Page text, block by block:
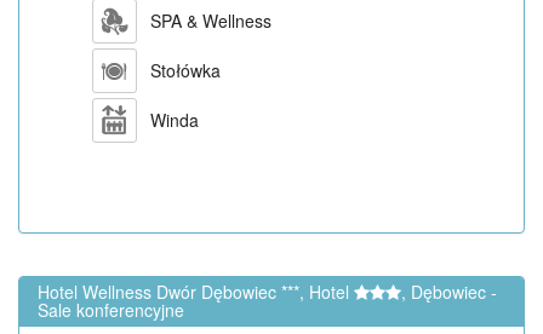
SPA & Wellness
Stołówka
Winda
Hotel Wellness Dwór Dębowiec ***, Hotel , Dębowiec -
Sale konferencyjne